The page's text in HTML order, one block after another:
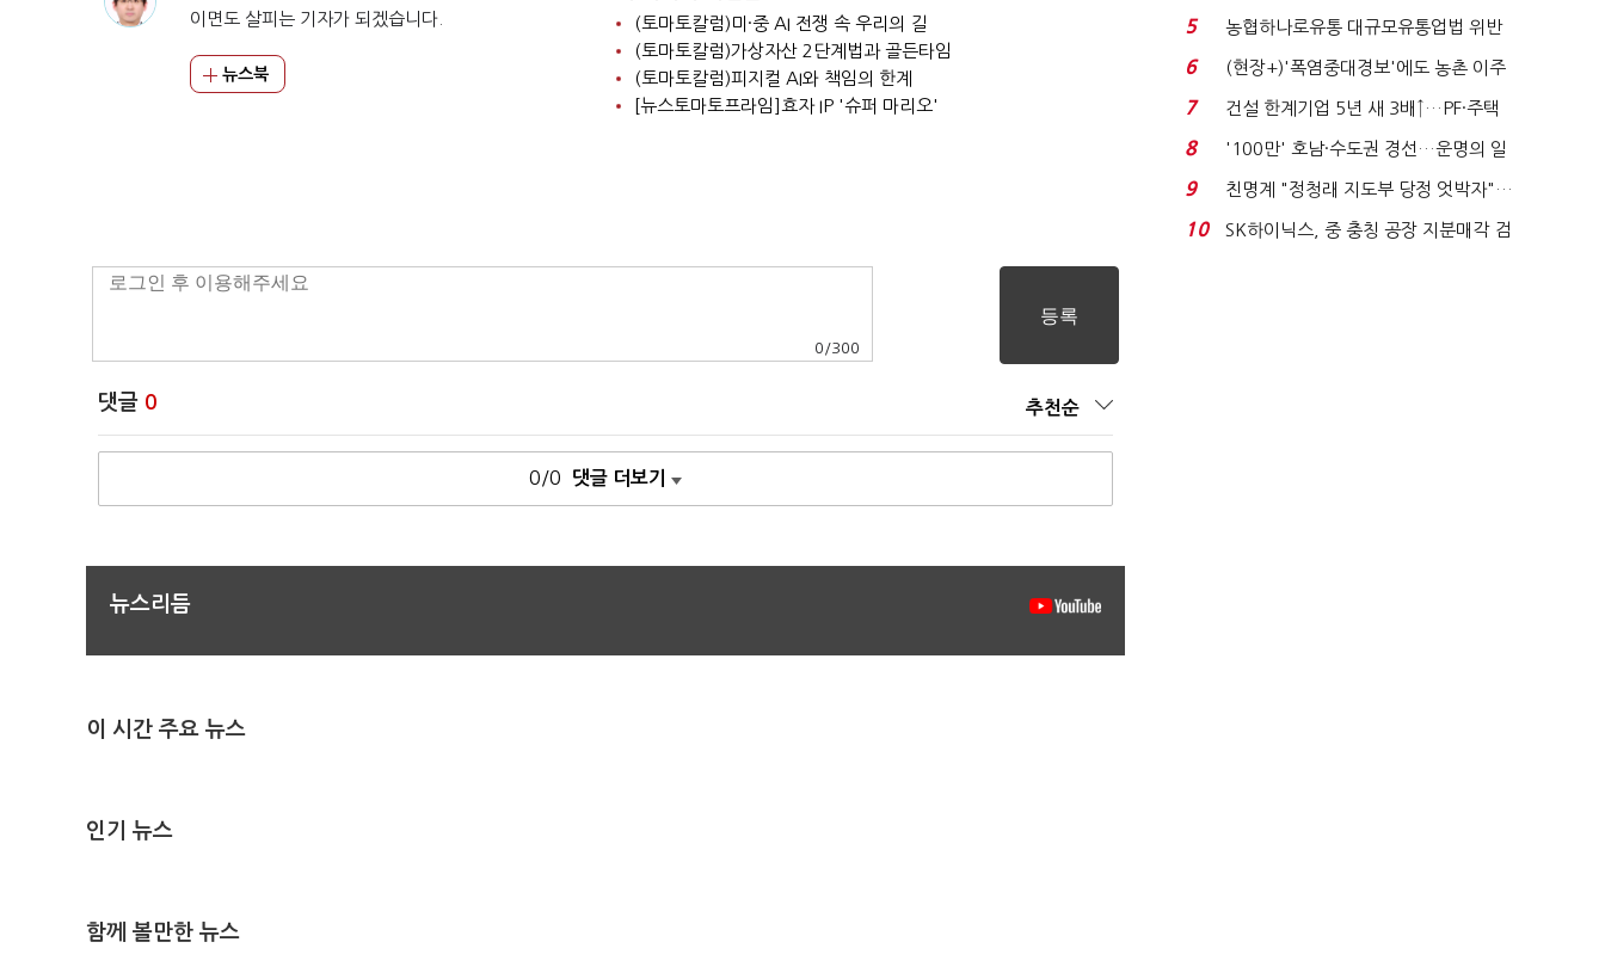
이면도 살피는 기자가 되겠습니다.
뉴스북
(토마토칼럼)미·중 AI 전쟁 속 우리의 길
(토마토칼럼)가상자산 2단계법과 골든타임
(토마토칼럼)피지컬 AI와 책임의 한계
[뉴스토마토프라임]효자 IP '슈퍼 마리오'
0 /300
댓글 0 추천순
0/0 댓글 더보기
뉴스리듬
이 시간 주요 뉴스
인기 뉴스
함께 볼만한 뉴스
려주는데 우리는 ...
5
농협하나로유통 대규모유통업법 위반
적발…공정위, 과...
6
(현장+)'폭염중대경보'에도 농촌 이주
노동자는 강행군…'야...
7
건설 한계기업 5년 새 3배↑…PF·주택
침체에 재무 ...
8
'100만' 호남·수도권 경선…운명의 일
주일
9
친명계 "정청래 지도부 당정 엇박자"…
친청계 "신천지 오...
10
SK하이닉스, 중 충칭 공장 지분매각 검